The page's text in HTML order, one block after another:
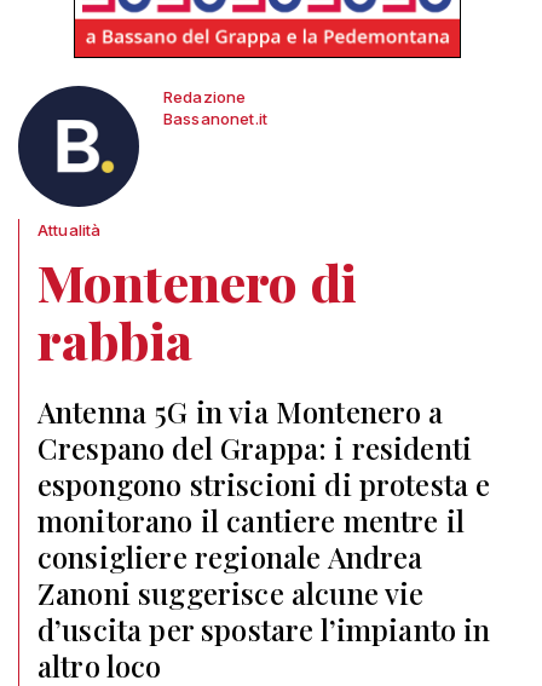
Redazione
Bassanonet.it
Attualità
Montenero di
rabbia
Antenna 5G in via Montenero a
Crespano del Grappa: i residenti
espongono striscioni di protesta e
monitorano il cantiere mentre il
consigliere regionale Andrea
Zanoni suggerisce alcune vie
d’uscita per spostare l’impianto in
altro loco